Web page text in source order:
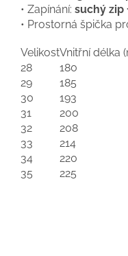
• Zapínání: suchý zip
• Prostorná špička
VelikostVnitřní délka
28
180
29
185
30
193
31
200
32
208
33
214
34
220
35
225